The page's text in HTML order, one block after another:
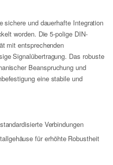
sichere und dauerhafte Integration
worden. Die 5-polige DIN-
mit entsprechenden
Signalübertragung. Das robuste
Beanspruchung und
eine stabile und
Verbindungen
für erhöhte Robustheit